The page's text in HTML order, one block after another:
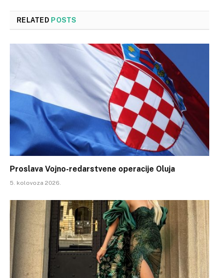
RELATED POSTS
Proslava Vojno-redarstvene operacije Oluja
5. kolovoza 2026.